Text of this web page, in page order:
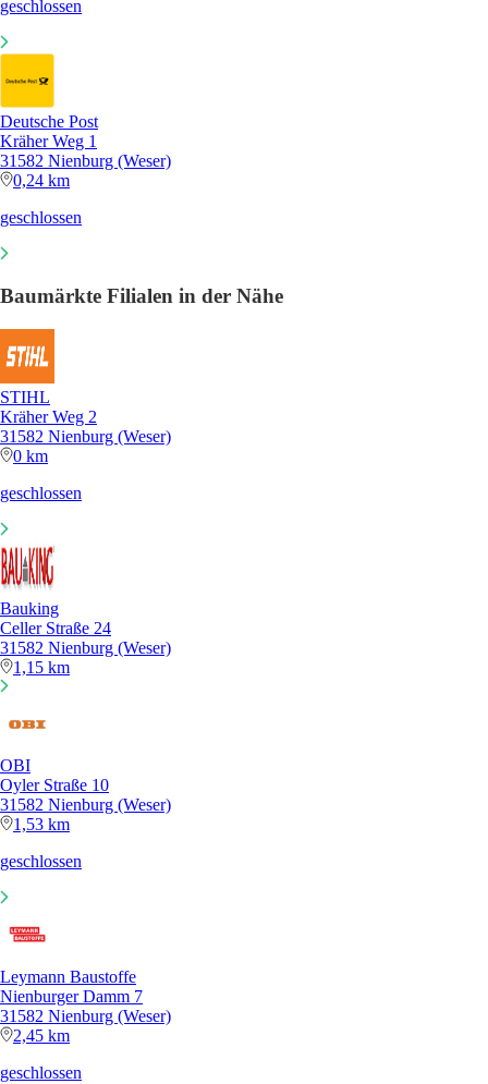
geschlossen
Deutsche Post
Kräher Weg 1
31582 Nienburg (Weser)
0,24 km
geschlossen
Baumärkte Filialen in der Nähe
STIHL
Kräher Weg 2
31582 Nienburg (Weser)
0 km
geschlossen
Bauking
Celler Straße 24
31582 Nienburg (Weser)
1,15 km
OBI
Oyler Straße 10
31582 Nienburg (Weser)
1,53 km
geschlossen
Leymann Baustoffe
Nienburger Damm 7
31582 Nienburg (Weser)
2,45 km
geschlossen